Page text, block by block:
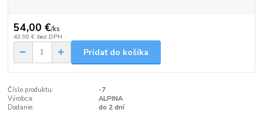
54,00 €/ks
43,90 € bez DPH
Pridať do košíka
Číslo produktu:
-7
Výrobca:
ALPINA
Dodanie:
do 2 dní